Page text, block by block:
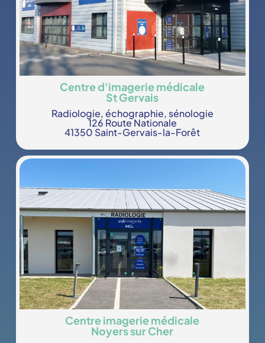
Centre d'imagerie médicale
St Gervais
Radiologie, échographie, sénologie
126 Route Nationale
41350 Saint-Gervais-la-Forêt
Centre imagerie médicale
Noyers sur Cher